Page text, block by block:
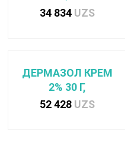
34 834 UZS
ДЕРМАЗОЛ КРЕМ
2% 30 Г,
52 428 UZS